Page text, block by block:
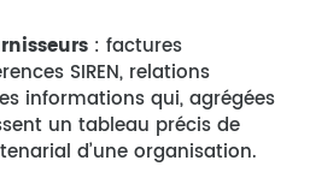
: factures
SIREN, relations
informations qui, agrégées
un tableau précis de
d’une organisation.